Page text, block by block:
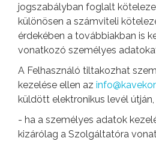
jogszabályban foglalt
különösen a számviteli
érdekében a továbbiakban is
vonatkozó személyes
A Felhasználó tiltakozhat
kezelése ellen az
küldött elektronikus levél útján,
- ha a személyes adatok
kizárólag a Szolgáltatóra